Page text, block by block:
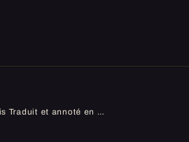
Coran Arabe Francais Traduit et annoté en français et Un Tapis prière Musulman Offert (Violet)